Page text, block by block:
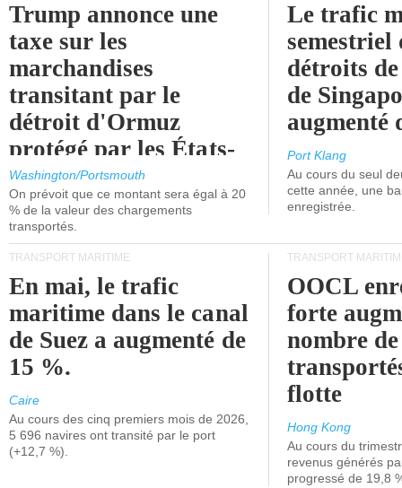
Trump annonce une
taxe sur les
marchandises
transitant par le
détroit d'Ormuz
protégé par les États-
Unis.
Washington/Portsmouth
On prévoit que ce montant sera égal à 20
% de la valeur des chargements
transportés.
Le trafic
semestriel
détroits
de
augmenté
Port Klang
Au cours du seul
cette année, une
enregistrée.
TRANSPORT MARITIME
En mai, le trafic
maritime dans le canal
de Suez a augmenté de
15 %.
Caire
Au cours des cinq premiers mois de 2026,
5 696 navires ont transité par le port
(+12,7 %).
TRANSPORT
OOCL
forte
nombre
flotte
Hong Kong
Au cours du
revenus générés
progressé de 19,8